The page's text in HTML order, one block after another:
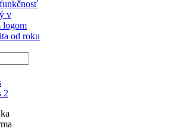
v
logom
od roku